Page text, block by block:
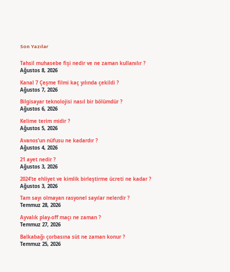
Son Yazılar
Tahsil muhasebe fişi nedir ve ne zaman kullanılır ?
Ağustos 8, 2026
Kanal 7 Çeşme filmi kaç yılında çekildi ?
Ağustos 7, 2026
Bilgisayar teknolojisi nasıl bir bölümdür ?
Ağustos 6, 2026
Kelime terim midir ?
Ağustos 5, 2026
Avanos’un nüfusu ne kadardır ?
Ağustos 4, 2026
21 ayet nedir ?
Ağustos 3, 2026
2024’te ehliyet ve kimlik birleştirme ücreti ne kadar ?
Ağustos 3, 2026
Tam sayı olmayan rasyonel sayılar nelerdir ?
Temmuz 28, 2026
Ayvalık play-off maçı ne zaman ?
Temmuz 27, 2026
Balkabağı çorbasına süt ne zaman konur ?
Temmuz 25, 2026